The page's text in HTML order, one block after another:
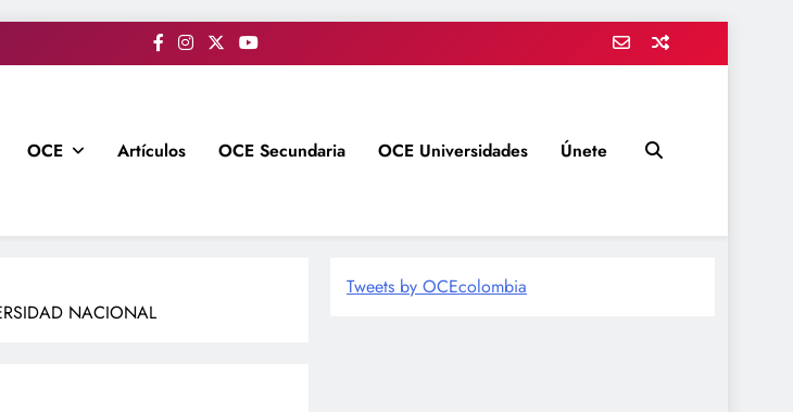
OCE Artículos OCE Secundaria OCE Universidades Únete
NACIONAL
Tweets by OCEcolombia